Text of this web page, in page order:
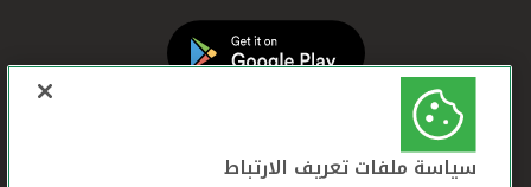
سياسة ملفات تعريف الارتباط